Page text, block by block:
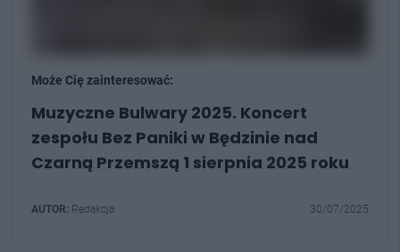
Może Cię zainteresować:
Muzyczne Bulwary 2025. Koncert
zespołu Bez Paniki w Będzinie nad
Czarną Przemszą 1 sierpnia 2025 roku
AUTOR: Redakcja 30/07/2025